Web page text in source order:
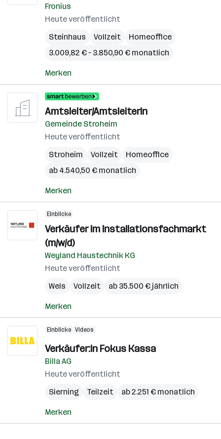
Fronius
Heute veröffentlicht
Steinhaus
Vollzeit
Homeoffice
3.009,82 € – 3.850,90 € monatlich
Merken
Amtsleiter/Amtsleiterin
Gemeinde Stroheim
Heute veröffentlicht
Stroheim
Vollzeit
Homeoffice
ab 4.540,50 € monatlich
Merken
Einblicke
Verkäufer im Installationsfachmarkt
(m/w/d)
Weyland Haustechnik KG
Heute veröffentlicht
Wels
Vollzeit ab 35.500 € jährlich
Merken
Einblicke Videos
Verkäufer:in Fokus Kassa
Billa AG
Heute veröffentlicht
Sierning
Teilzeit ab 2.251 € monatlich
Merken